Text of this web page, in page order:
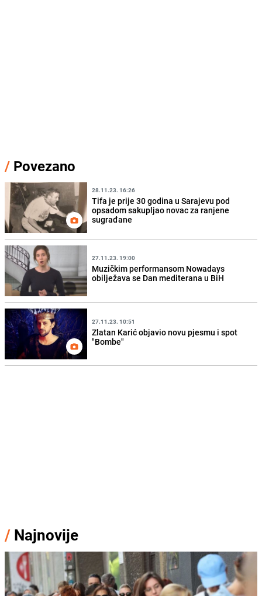
/ Povezano
28.11.23. 16:26
Tifa je prije 30 godina u Sarajevu pod
opsadom sakupljao novac za ranjene
sugrađane
27.11.23. 19:00
Muzičkim performansom Nowadays
obilježava se Dan mediterana u BiH
27.11.23. 10:51
Zlatan Karić objavio novu pjesmu i spot
"Bombe"
/ Najnovije